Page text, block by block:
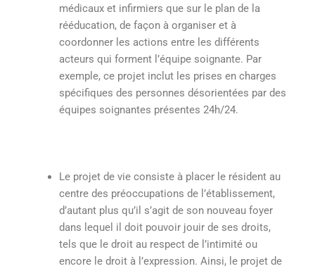
médicaux et infirmiers que sur le plan de la
rééducation, de façon à organiser et à
coordonner les actions entre les différents
acteurs qui forment l’équipe soignante. Par
exemple, ce projet inclut les prises en charges
spécifiques des personnes désorientées par des
équipes soignantes présentes 24h/24.
Le projet de vie consiste à placer le résident au
centre des préoccupations de l’établissement,
d’autant plus qu’il s’agit de son nouveau foyer
dans lequel il doit pouvoir jouir de ses droits,
tels que le droit au respect de l’intimité ou
encore le droit à l’expression. Ainsi, le projet de